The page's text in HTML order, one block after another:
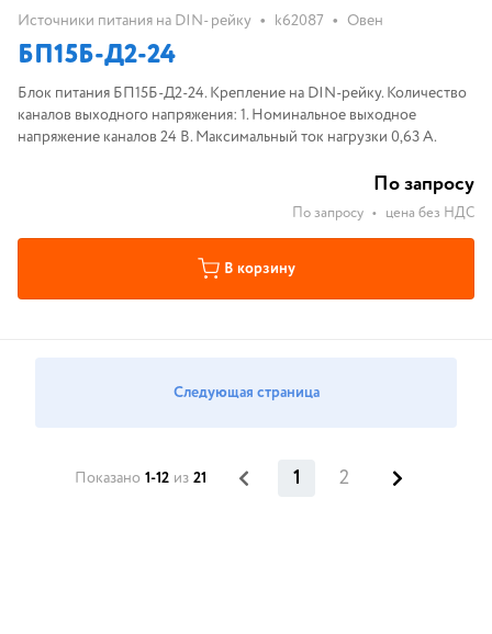
Источники питания на DIN- рейку • k62087 • Овен
БП15Б-Д2-24
Блок питания БП15Б-Д2-24. Крепление на DIN-рейку. Количество
каналов выходного напряжения: 1. Номинальное выходное
напряжение каналов 24 В. Максимальный ток нагрузки 0,63 А.
По запросу
По запросу • цена без НДС
В корзину
Следующая страница
Показано 1-12 из 21 1 2